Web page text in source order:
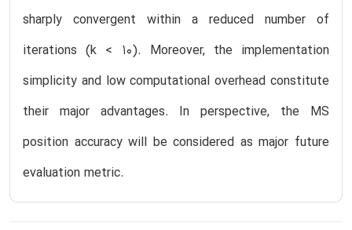
sharply convergent within a reduced number of
iterations (k < 10). Moreover, the implementation
simplicity and low computational overhead constitute
their major advantages. In perspective, the MS
position accuracy will be considered as major future
evaluation metric.